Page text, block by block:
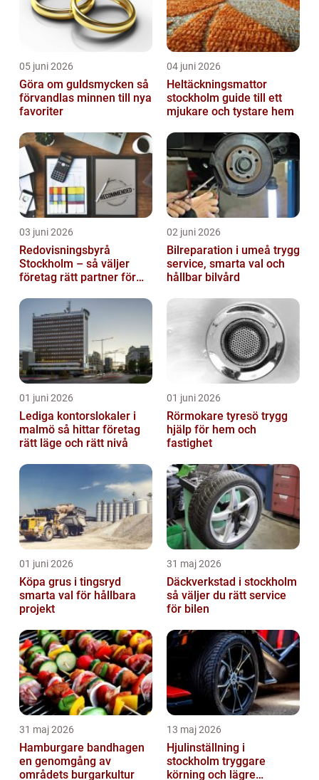
05 juni 2026
Göra om guldsmycken så
förvandlas minnen till nya
favoriter
04 juni 2026
Heltäckningsmattor
stockholm guide till ett
mjukare och tystare hem
03 juni 2026
Redovisningsbyrå
Stockholm – så väljer
företag rätt partner för
02 juni 2026
Bilreparation i umeå trygg
service, smarta val och
hållbar bilvård
01 juni 2026
Lediga kontorslokaler i
malmö så hittar företag
rätt läge och rätt nivå
01 juni 2026
Rörmokare tyresö trygg
hjälp för hem och
fastighet
01 juni 2026
Köpa grus i tingsryd
smarta val för hållbara
projekt
31 maj 2026
Däckverkstad i stockholm
så väljer du rätt service
för bilen
31 maj 2026
Hamburgare bandhagen
en genomgång av
områdets burgarkultur
13 maj 2026
Hjulinställning i
stockholm tryggare
körning och lägre